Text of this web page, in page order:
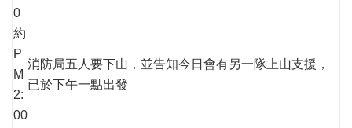
0
約
P
M
2:
00
消防局五人要下山，並告知今日會有另一隊上山支援，
已於下午一點出發